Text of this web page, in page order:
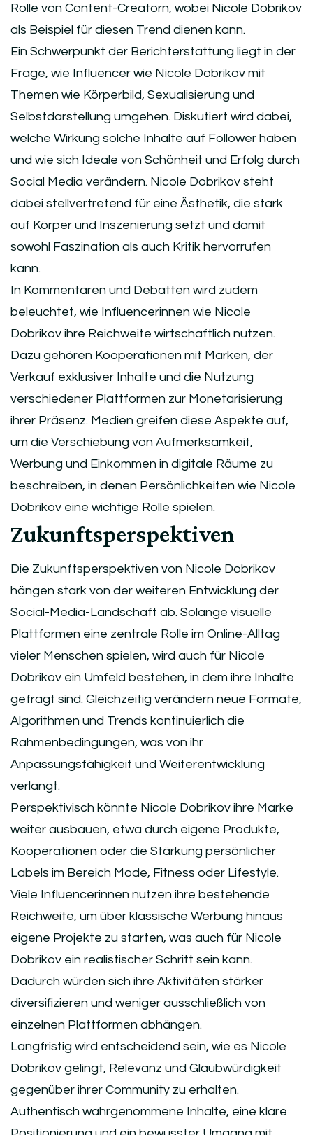
Rolle von Content-Creatorn, wobei Nicole Dobrikov
als Beispiel für diesen Trend dienen kann.
Ein Schwerpunkt der Berichterstattung liegt in der
Frage, wie Influencer wie Nicole Dobrikov mit
Themen wie Körperbild, Sexualisierung und
Selbstdarstellung umgehen. Diskutiert wird dabei,
welche Wirkung solche Inhalte auf Follower haben
und wie sich Ideale von Schönheit und Erfolg durch
Social Media verändern. Nicole Dobrikov steht
dabei stellvertretend für eine Ästhetik, die stark
auf Körper und Inszenierung setzt und damit
sowohl Faszination als auch Kritik hervorrufen
kann.
In Kommentaren und Debatten wird zudem
beleuchtet, wie Influencerinnen wie Nicole
Dobrikov ihre Reichweite wirtschaftlich nutzen.
Dazu gehören Kooperationen mit Marken, der
Verkauf exklusiver Inhalte und die Nutzung
verschiedener Plattformen zur Monetarisierung
ihrer Präsenz. Medien greifen diese Aspekte auf,
um die Verschiebung von Aufmerksamkeit,
Werbung und Einkommen in digitale Räume zu
beschreiben, in denen Persönlichkeiten wie Nicole
Dobrikov eine wichtige Rolle spielen.
Zukunftsperspektiven
Die Zukunftsperspektiven von Nicole Dobrikov
hängen stark von der weiteren Entwicklung der
Social-Media-Landschaft ab. Solange visuelle
Plattformen eine zentrale Rolle im Online-Alltag
vieler Menschen spielen, wird auch für Nicole
Dobrikov ein Umfeld bestehen, in dem ihre Inhalte
gefragt sind. Gleichzeitig verändern neue Formate,
Algorithmen und Trends kontinuierlich die
Rahmenbedingungen, was von ihr
Anpassungsfähigkeit und Weiterentwicklung
verlangt.
Perspektivisch könnte Nicole Dobrikov ihre Marke
weiter ausbauen, etwa durch eigene Produkte,
Kooperationen oder die Stärkung persönlicher
Labels im Bereich Mode, Fitness oder Lifestyle.
Viele Influencerinnen nutzen ihre bestehende
Reichweite, um über klassische Werbung hinaus
eigene Projekte zu starten, was auch für Nicole
Dobrikov ein realistischer Schritt sein kann.
Dadurch würden sich ihre Aktivitäten stärker
diversifizieren und weniger ausschließlich von
einzelnen Plattformen abhängen.
Langfristig wird entscheidend sein, wie es Nicole
Dobrikov gelingt, Relevanz und Glaubwürdigkeit
gegenüber ihrer Community zu erhalten.
Authentisch wahrgenommene Inhalte, eine klare